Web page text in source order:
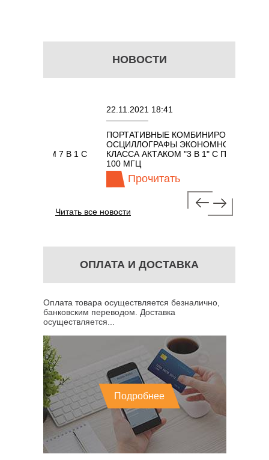
НОВОСТИ
7 В 1 С
22.11.2021 18:41
ПОРТАТИВНЫЕ КОМБИНИРОВАННЫЕ
ОСЦИЛЛОГРАФЫ ЭКОНОМНОГО
КЛАССА АКТАКОМ "3 В 1" С ПОЛОСОЙ
100 МГЦ
Прочитать
Читать все новости
ОПЛАТА И ДОСТАВКА
Оплата товара осуществляется безналично,
банковским переводом. Доставка
осуществляется...
Подробнее